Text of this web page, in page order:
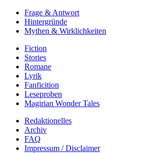
Frage & Antwort
Hintergründe
Mythen & Wirklichkeiten
Fiction
Stories
Romane
Lyrik
Fanficition
Leseproben
Magirian Wonder Tales
Redaktionelles
Archiv
FAQ
Impressum / Disclaimer